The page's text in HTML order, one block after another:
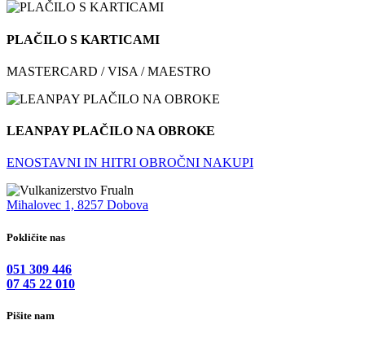
PLAČILO S KARTICAMI
MASTERCARD / VISA / MAESTRO
LEANPAY PLAČILO NA OBROKE
ENOSTAVNI IN HITRI OBROČNI NAKUPI
Mihalovec 1, 8257 Dobova
Pokličite nas
051 309 446
07 45 22 010
Pišite nam